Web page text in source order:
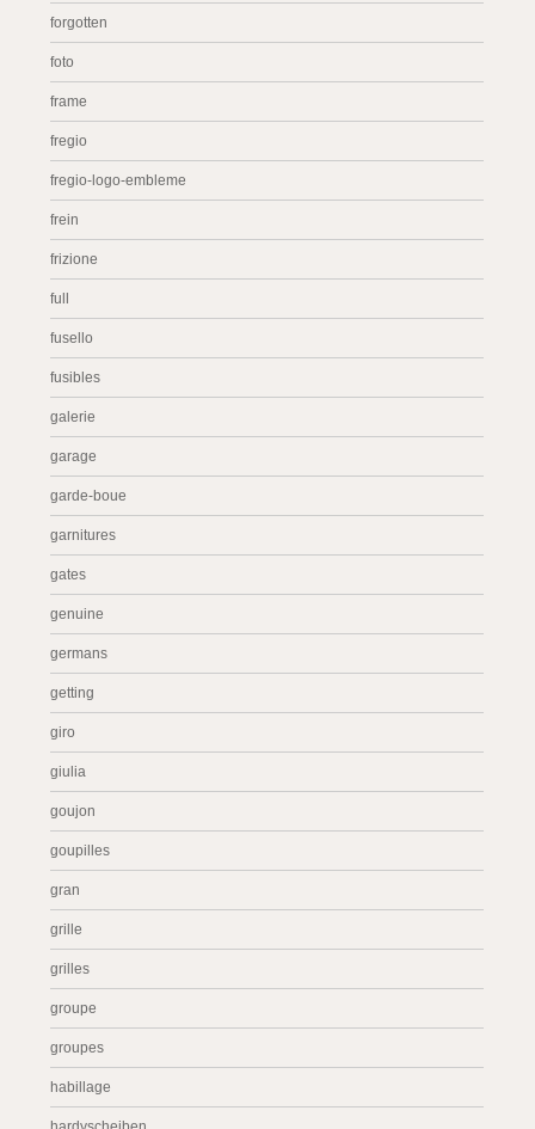
forgotten
foto
frame
fregio
fregio-logo-embleme
frein
frizione
full
fusello
fusibles
galerie
garage
garde-boue
garnitures
gates
genuine
germans
getting
giro
giulia
goujon
goupilles
gran
grille
grilles
groupe
groupes
habillage